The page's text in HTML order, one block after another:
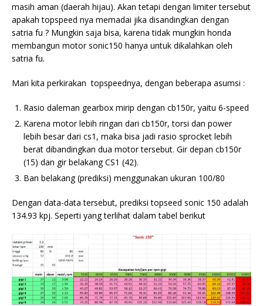
masih aman (daerah hijau). Akan tetapi dengan limiter tersebut
apakah topspeed nya memadai jika disandingkan dengan
satria fu ? Mungkin saja bisa, karena tidak mungkin honda
membangun motor sonic150 hanya untuk dikalahkan oleh
satria fu.
Mari kita perkirakan topspeednya, dengan beberapa asumsi :
Rasio daleman gearbox mirip dengan cb150r, yaitu 6-speed
Karena motor lebih ringan dari cb150r, torsi dan power
lebih besar dari cs1, maka bisa jadi rasio sprocket lebih
berat dibandingkan dua motor tersebut. Gir depan cb150r
(15) dan gir belakang CS1 (42).
Ban belakang (prediksi) menggunakan ukuran 100/80
Dengan data-data tersebut, prediksi topseed sonic 150 adalah
134.93 kpj. Seperti yang terlihat dalam tabel berikut